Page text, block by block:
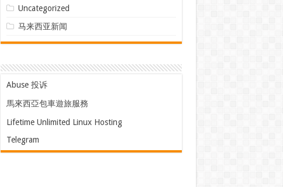
Uncategorized
马来西亚新闻
Abuse 投诉
馬來西亞包車遊旅服務
Lifetime Unlimited Linux Hosting
Telegram